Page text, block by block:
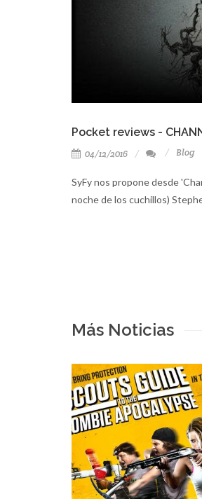
Pocket reviews -
04/12/2016 Blog
SyFy nos propone desde
noche de los cuchillos)
Más Noticias